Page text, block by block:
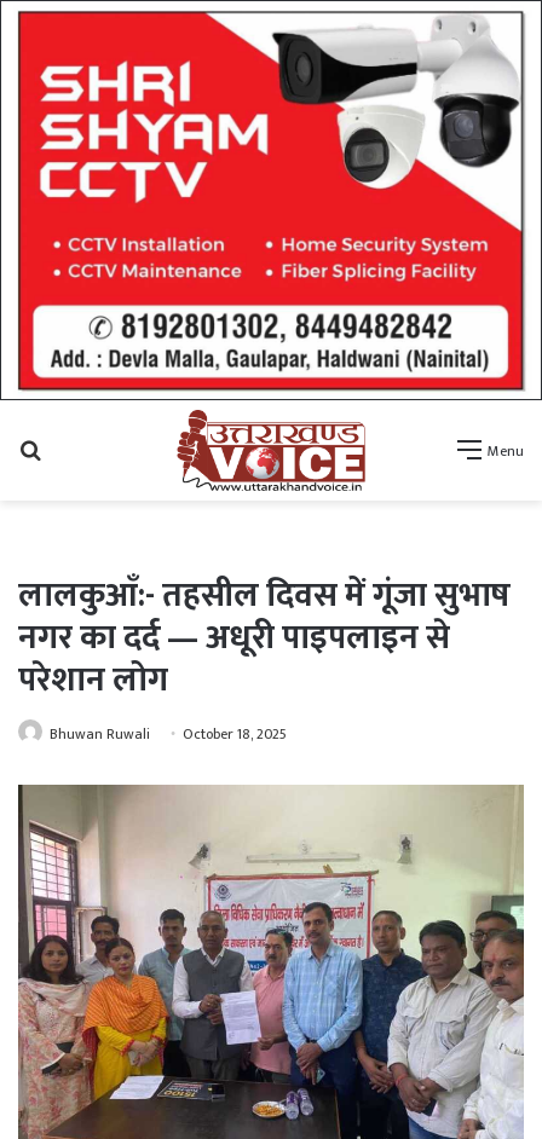
Menu
लालकुआँ:- तहसील दिवस में गूंजा सुभाष
नगर का दर्द — अधूरी पाइपलाइन से
परेशान लोग
Bhuwan Ruwali October 18, 2025